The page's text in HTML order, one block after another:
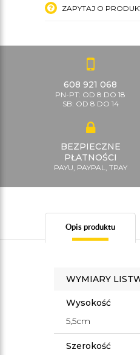
ZAPYTAJ O
608 921 068
PN-PT: OD 8 DO 18
SB: OD 8 DO 14
BEZPIECZNE
PŁATNOŚCI
PAYU, PAYPAL, TPAY
Opis produktu
WYMIARY
Wysokość
5,5cm
Szerokość